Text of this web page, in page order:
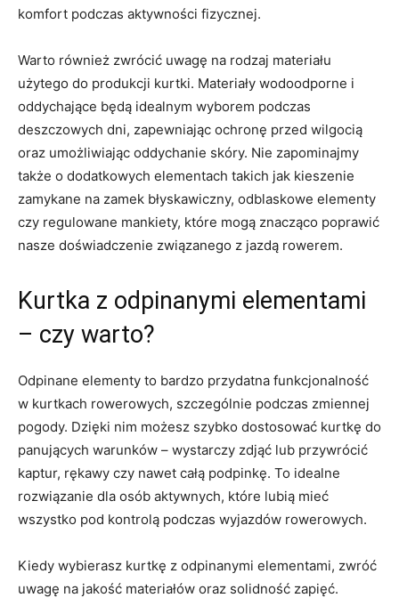
komfort podczas ⁣aktywności‍ fizycznej.
Warto również zwrócić uwagę na rodzaj materiału
⁢użytego do⁣ produkcji kurtki. Materiały⁢ wodoodporne i
oddychające będą idealnym wyborem‍ podczas
deszczowych dni, zapewniając ochronę przed wilgocią
oraz‍ umożliwiając oddychanie skóry. Nie zapominajmy
⁤także o dodatkowych elementach takich jak kieszenie
zamykane⁣ na zamek błyskawiczny, odblaskowe‍ elementy
czy regulowane mankiety, które mogą znacząco poprawić⁤
nasze doświadczenie związanego⁣ z jazdą ⁢rowerem.
Kurtka z odpinanymi elementami
– czy⁣ warto?
Odpinane elementy to ‌bardzo⁤ przydatna funkcjonalność
w kurtkach ‌rowerowych, szczególnie⁣ podczas zmiennej
pogody. Dzięki nim ​możesz szybko dostosować kurtkę do
panujących warunków – wystarczy ​zdjąć lub przywrócić
kaptur, rękawy ⁣czy nawet całą podpinkę. To ‍idealne
rozwiązanie ⁤dla ⁤osób aktywnych, które lubią mieć
wszystko pod kontrolą podczas wyjazdów rowerowych.
Kiedy wybierasz kurtkę z odpinanymi elementami, zwróć
uwagę na jakość materiałów oraz solidność zapięć.